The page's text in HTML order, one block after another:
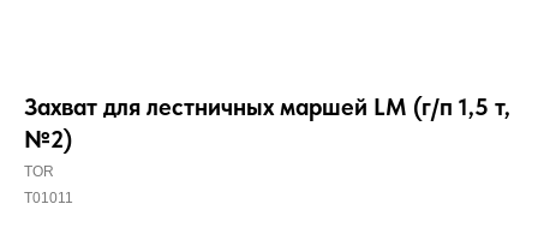
Захват для лестничных маршей LM (г/п 1,5 т,
№2)
TOR
T01011